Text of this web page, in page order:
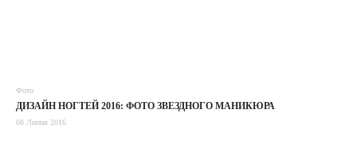
Фото
ДИЗАЙН НОГТЕЙ 2016: ФОТО ЗВЕЗДНОГО МАНИКЮРА
08 Липня 2016